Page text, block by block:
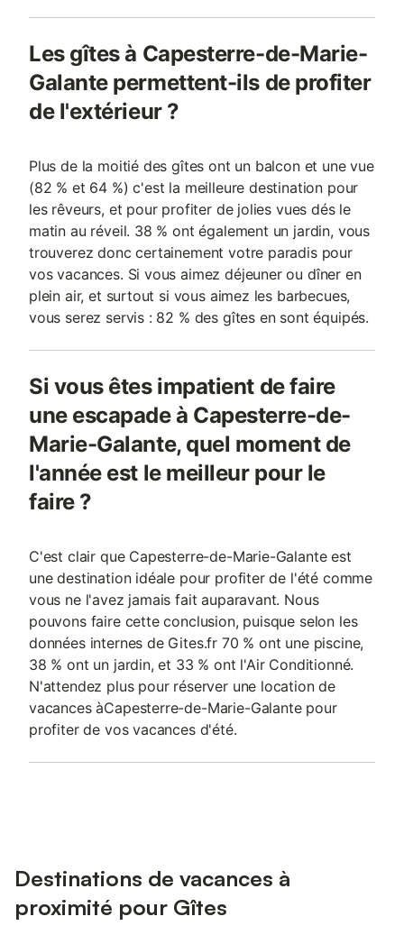
Les gîtes à Capesterre-de-Marie-
Galante permettent-ils de profiter
de l'extérieur ?
Plus de la moitié des gîtes ont un balcon et une vue
(82 % et 64 %) c'est la meilleure destination pour
les rêveurs, et pour profiter de jolies vues dés le
matin au réveil. 38 % ont également un jardin, vous
trouverez donc certainement votre paradis pour
vos vacances. Si vous aimez déjeuner ou dîner en
plein air, et surtout si vous aimez les barbecues,
vous serez servis : 82 % des gîtes en sont équipés.
Si vous êtes impatient de faire
une escapade à Capesterre-de-
Marie-Galante, quel moment de
l'année est le meilleur pour le
faire ?
C'est clair que Capesterre-de-Marie-Galante est
une destination idéale pour profiter de l'été comme
vous ne l'avez jamais fait auparavant. Nous
pouvons faire cette conclusion, puisque selon les
données internes de Gites.fr 70 % ont une piscine,
38 % ont un jardin, et 33 % ont l'Air Conditionné.
N'attendez plus pour réserver une location de
vacances àCapesterre-de-Marie-Galante pour
profiter de vos vacances d'été.
Destinations de vacances à
proximité pour Gîtes